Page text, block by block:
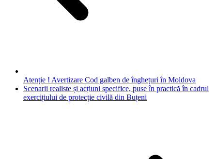
Atenție ! Avertizare Cod galben de înghețuri în Moldova
Scenarii realiste și acțiuni specifice, puse în practică în cadrul
exercițiului de protecție civilă din Buțeni